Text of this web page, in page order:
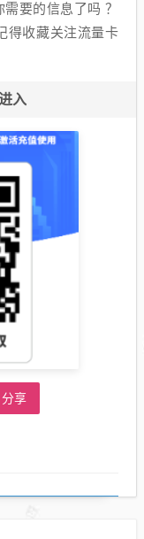
要的信息了吗 ？
得收藏关注流量卡
入
分享